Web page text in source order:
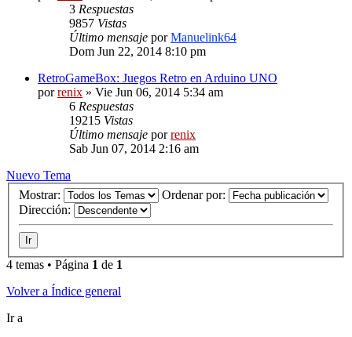
3 Respuestas
9857 Vistas
Último mensaje porManuelink64
Dom Jun 22, 2014 8:10 pm
RetroGameBox: Juegos Retro en Arduino UNO
porrenix » Vie Jun 06, 2014 5:34 am
6 Respuestas
19215 Vistas
Último mensaje porrenix
Sab Jun 07, 2014 2:16 am
Nuevo Tema
Mostrar:
Ordenar por:
Dirección:
4 temas • Página 1 de 1
Volver a Índice general
Ir a